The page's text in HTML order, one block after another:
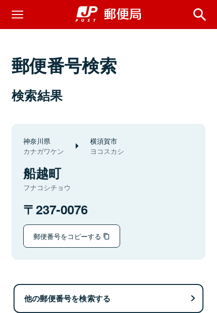
郵便番号検索
検索結果
神奈川県
カナガワケン
横須賀市
ヨコスカシ
船越町
フナコシチョウ
237-0076
郵便番号をコピーする
他の郵便番号を検索する